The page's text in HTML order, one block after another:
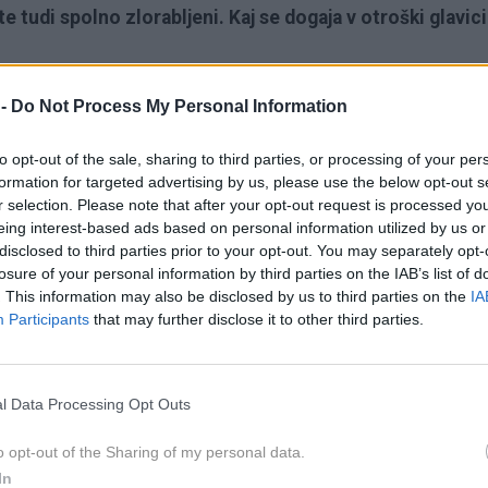
Do Not Process My Personal Information
opt-out of the sale, sharing to third parties, or processing of your
for targeted advertising by us, please use the below opt-out
selection. Please note that after your opt-out request is processed
interest-based ads based on personal information utilized by us
to third parties prior to your opt-out. You may separately
of your personal information by third parties on the IAB’s list of
This information may also be disclosed by us to third parties on the
Participants that may further disclose it to other third parties.
Data Processing Opt Outs
opt-out of the Sharing of my personal data.
tudi spolno zlorabljeni. Kaj se dogaja v otroški glavici
štiri leta in pol. Ko sva se prvič srečala, mi je v škatli
soseski. Golob je bil bel in zares čudovit. Že takrat
je očim zelo osrečil. Vendar živali nisem imela rada v
In takrat je bilo prvič, ko je očim pokazal svojo
da nisem pridna punčka. Niti takrat niti leta pozneje
nekdo leta in leta zmerja, ko leta in leta poslušate, da
nekdo ne kliče po imenu, temveč vam vsakokrat reče,
jo lahko komu rečete, pomeni pa nezaželen otrok),
ne zemlje ne vode. To sem si zapisala v dnevnik že v
zaželela, da se nikoli ne bi rodila, vendar sem na
pouku ostala z menoj, se z menoj pogovarjala in mi
glede na to, kako težko je videti v tem trenutku,
sploh ni. Ta stavek, ta na prvi pogled preprost in